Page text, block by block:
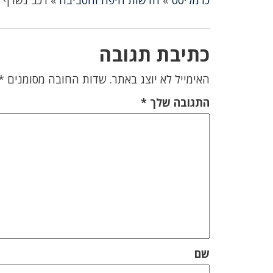
כתיבת תגובה
האימייל לא יוצג באתר. שדות החובה מסומנים
התגובה שלך*
שם